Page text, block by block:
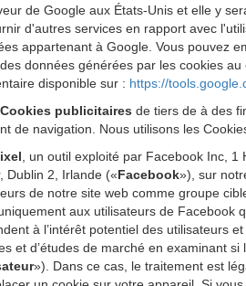
de Google aux États-Unis et elle y
d'autres services en rapport avec
appartenant à Google. Vous pouvez
données générées par les cookies
disponible sur : https://
Cookies publicitaires de tiers de à des
de navigation. Nous utilisons les
, un outil exploité par Facebook Inc,
Dublin 2, Irlande («Facebook»), sur
de notre site web comme groupe
aux utilisateurs de
à l’intérêt potentiel des utilisateurs
et d’études de marché en examinant
»). Dans ce cas, le traitement est